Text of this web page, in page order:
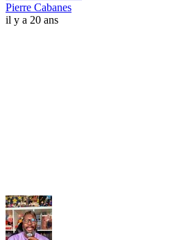
Pierre Cabanes
il y a 20 ans